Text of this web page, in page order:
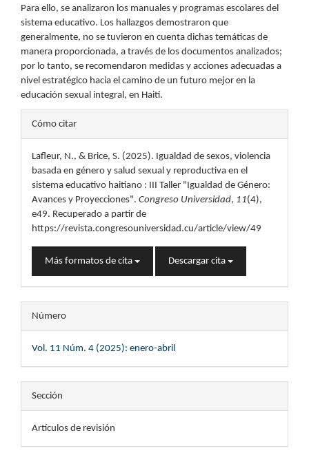
Para ello, se analizaron los manuales y programas escolares del
sistema educativo. Los hallazgos demostraron que
generalmente, no se tuvieron en cuenta dichas temáticas de
manera proporcionada, a través de los documentos analizados;
por lo tanto, se recomendaron medidas y acciones adecuadas a
nivel estratégico hacia el camino de un futuro mejor en la
educación sexual integral, en Haití.
Detalles
del
artículo
Cómo citar
Lafleur, N., & Brice, S. (2025). Igualdad de sexos, violencia
basada en género y salud sexual y reproductiva en el
sistema educativo haitiano : III Taller "Igualdad de Género:
Avances y Proyecciones". Congreso Universidad, 11(4),
e49. Recuperado a partir de
https://revista.congresouniversidad.cu/article/view/49
Más formatos de cita Descargar cita
Número
Vol. 11 Núm. 4 (2025): enero-abril
Sección
Artículos de revisión